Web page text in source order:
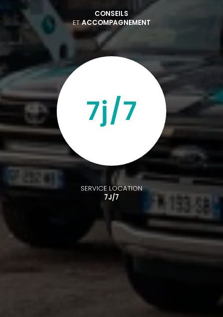
CONSEILS
ETACCOMPAGNEMENT
SERVICE LOCATION
7J/7